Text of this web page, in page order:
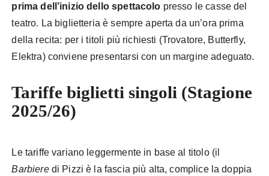
prima dell’inizio dello spettacolo presso le casse del
teatro. La biglietteria è sempre aperta da un’ora prima
della recita: per i titoli più richiesti (Trovatore, Butterfly,
Elektra) conviene presentarsi con un margine adeguato.
Tariffe biglietti singoli (Stagione
2025/26)
Le tariffe variano leggermente in base al titolo (il
Barbieredi Pizzi è la fascia più alta, complice la doppia